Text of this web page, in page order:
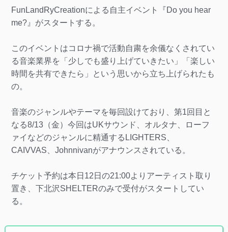
FunLandRyCreationによる自主イベント『Do you hear
me?』がスタートする。
このイベントはコロナ禍で活動自粛を余儀なくされてい
る音楽業界を「少しでも盛り上げていきたい」「楽しい
時間を共有できたら」という思いから立ち上げられたも
の。
音楽のジャンルやテーマを毎回設けており、第1回目と
なる8/13（金）今回はUKサウンド、オルタナ、ローフ
ァイなどのジャンルに精通するLIGHTERS、
CAIVVAS、Johnnivanがアナウンスされている。
チケット予約は本日12日の21:00よりアーティスト取り
置き、下北沢SHELTERのみで受付がスタートしてい
る。